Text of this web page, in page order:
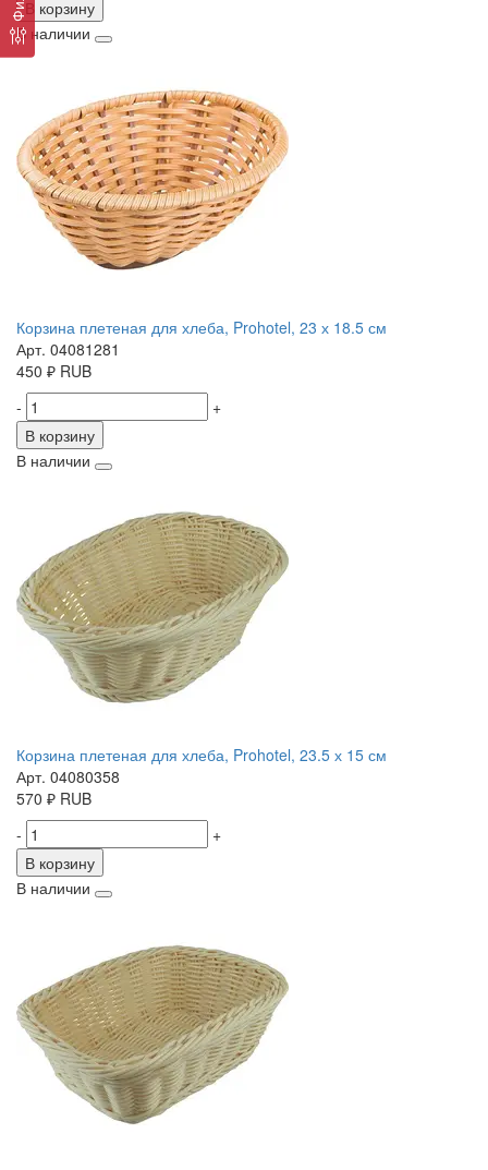
В корзину
В наличии
Корзина плетеная для хлеба, Prohotel, 23 х 18.5 см
Арт. 04081281
450 ₽ RUB
-
+
В корзину
В наличии
Корзина плетеная для хлеба, Prohotel, 23.5 х 15 см
Арт. 04080358
570 ₽ RUB
-
+
В корзину
В наличии